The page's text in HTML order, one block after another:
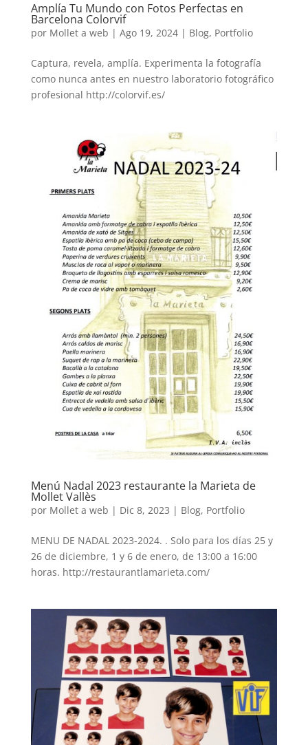
Amplía Tu Mundo con Fotos Perfectas en
Barcelona Colorvif
por Mollet a web | Ago 19, 2024| Blog, Portfolio
Captura, revela, amplía. Experimenta la fotografía
como nunca antes en nuestro laboratorio fotográfico
profesional http://colorvif.es/
Menú Nadal 2023 restaurante la Marieta de
Mollet Vallès
por Mollet a web | Dic 8, 2023 | Blog, Portfolio
MENU DE NADAL 2023-2024. . Solo para los días 25 y
26 de diciembre, 1 y 6 de enero, de 13:00 a 16:00
horas. http://restaurantlamarieta.com/